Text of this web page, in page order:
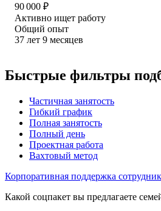
90 000 ₽
Активно ищет работу
Общий опыт
37 лет 9 месяцев
Быстрые фильтры
Частичная занятость
Гибкий график
Полная занятость
Полный день
Проектная работа
Вахтовый метод
Корпоративная поддержка
Какой соцпакет вы предлагаете